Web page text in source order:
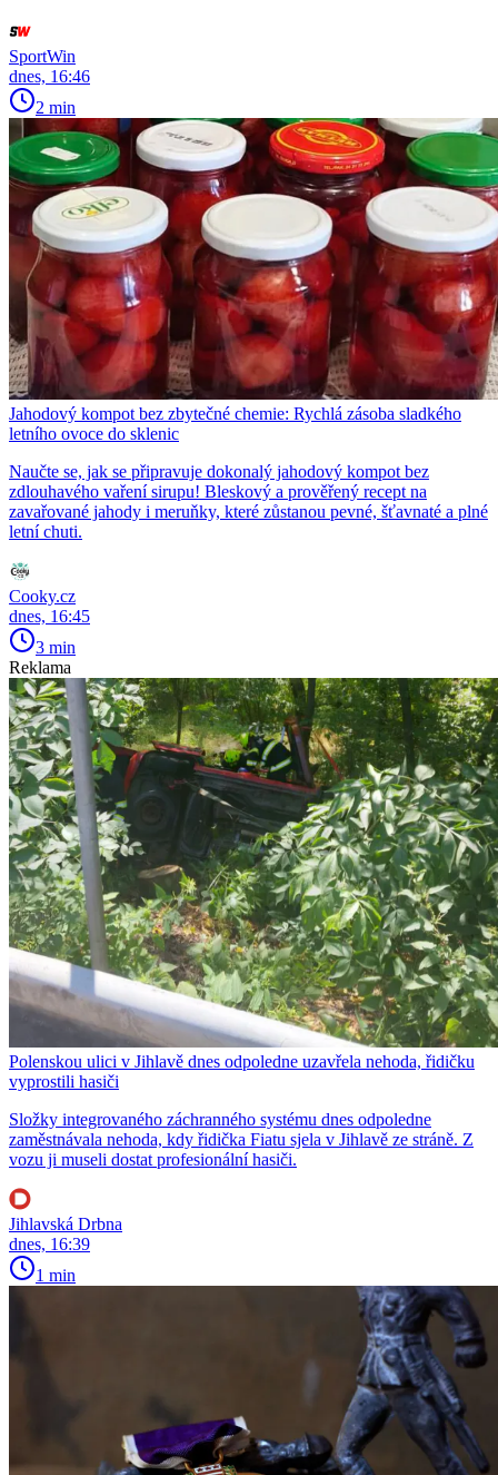
SportWin
dnes, 16:46
2 min
Jahodový kompot bez zbytečné chemie: Rychlá zásoba sladkého
letního ovoce do sklenic
Naučte se, jak se připravuje dokonalý jahodový kompot bez
zdlouhavého vaření sirupu! Bleskový a prověřený recept na
zavařované jahody i meruňky, které zůstanou pevné, šťavnaté a plné
letní chuti.
Cooky.cz
dnes, 16:45
3 min
Reklama
Polenskou ulici v Jihlavě dnes odpoledne uzavřela nehoda, řidičku
vyprostili hasiči
Složky integrovaného záchranného systému dnes odpoledne
zaměstnávala nehoda, kdy řidička Fiatu sjela v Jihlavě ze stráně. Z
vozu ji museli dostat profesionální hasiči.
Jihlavská Drbna
dnes, 16:39
1 min